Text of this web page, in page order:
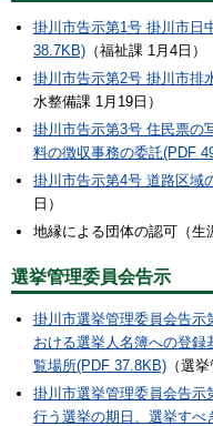
掛川市告示第1号 掛川市日
38.7KB) （福祉課 1月4日）
掛川市告示第2号 掛川市排
水整備課 1月19日）
掛川市告示第3号 住民票の
料の徴収事務の委託(PDF
掛川市告示第4号 道路区域
日）
地縁による団体の認可（生
選挙管理委員会告示
掛川市選挙管理委員会告示
おける選挙人名簿への登
覧場所(PDF 37.8KB) （選
掛川市選挙管理委員会告示
行う選挙の期日、選挙すべ